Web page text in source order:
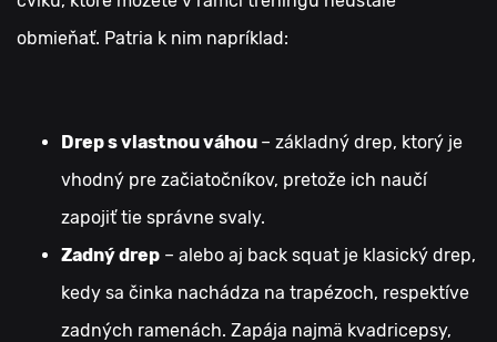
obmieňať. Patria k nim napríklad:
Drep s vlastnou váhou – základný drep, ktorý je
vhodný pre začiatočníkov, pretože ich naučí
zapojiť tie správne svaly.
Zadný drep – alebo aj back squat je klasický drep,
kedy sa činka nachádza na trapézoch, respektíve
zadných ramenách. Zapája najmä kvadricepsy,